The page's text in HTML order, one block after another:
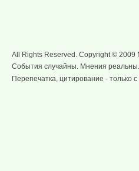
All Rights Reserved. Copyright © 2009
События случайны. Мнения
Перепечатка, цитирование - только